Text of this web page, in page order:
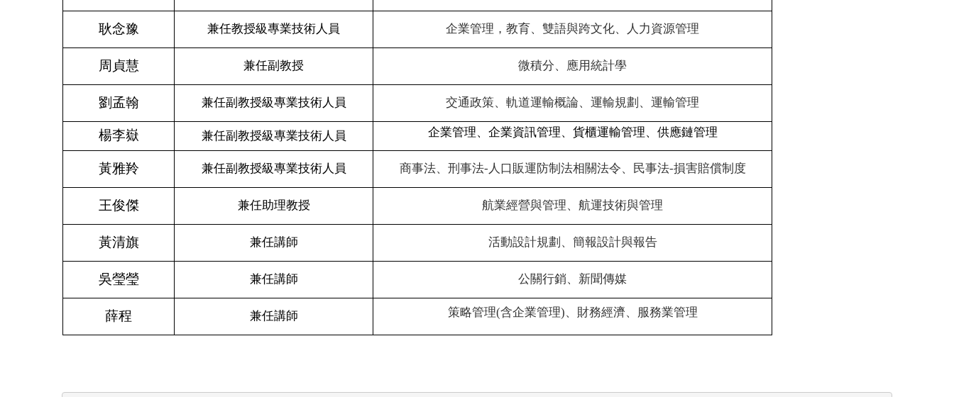
耿念豫 兼任教授級專業技術人員 企業管理，教育、雙語與跨文化、人力資源管理
周貞慧 兼任副教授 微積分、應用統計學
劉孟翰 兼任副教授級專業技術人員 交通政策、軌道運輸概論、運輸規劃、運輸管理
楊李嶽 兼任副教授級專業技術人員 企業管理、企業資訊管理、貨櫃運輸管理、供應鏈管理
黃雅羚 兼任副教授級專業技術人員 商事法、刑事法-人口販運防制法相關法令、民事法-損害賠償制度
王俊傑 兼任助理教授 航業經營與管理、航運技術與管理
黃清旗 兼任講師 活動設計規劃、簡報設計與報告
吳瑩瑩 兼任講師 公關行銷、新聞傳媒
薛程 兼任講師 策略管理(含企業管理)、財務經濟、服務業管理